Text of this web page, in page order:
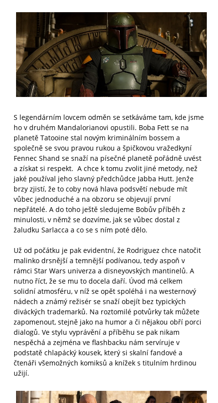
S legendárním lovcem odměn se setkáváme tam, kde jsme
ho v druhém Mandalorianovi opustili. Boba Fett se na
planetě Tatooine stal novým kriminálním bossem a
společně se svou pravou rukou a špičkovou vražedkyní
Fennec Shand se snaží na písečné planetě pořádně uvést
a získat si respekt. A chce k tomu zvolit jiné metody, než
jaké používal jeho slavný předchůdce Jabba Hutt. Jenže
brzy zjistí, že to coby nová hlava podsvětí nebude mít
vůbec jednoduché a na obzoru se objevují první
nepřátelé. A do toho ještě sledujeme Bobův příběh z
minulosti, v němž se dozvíme, jak se vůbec dostal z
žaludku Sarlacca a co se s ním poté dělo.
Už od počátku je pak evidentní, že Rodriguez chce natočit
malinko drsnější a temnější podívanou, tedy aspoň v
rámci Star Wars univerza a disneyovských mantinelů. A
nutno říct, že se mu to docela daří. Úvod má celkem
solidní atmosféru, v níž se opět spoléhá i na westernový
nádech a známý režisér se snaží obejít bez typických
diváckých trademarků. Na roztomilé potvůrky tak můžete
zapomenout, stejně jako na humor a či nějakou obří porci
dialogů. Ve stylu vyprávění a příběhu se pak nikam
nespěchá a zejména ve flashbacku nám servíruje v
podstatě chlapácký kousek, který si skalní fandové a
čtenáři všemožných komiksů a knížek s titulním hrdinou
užijí.